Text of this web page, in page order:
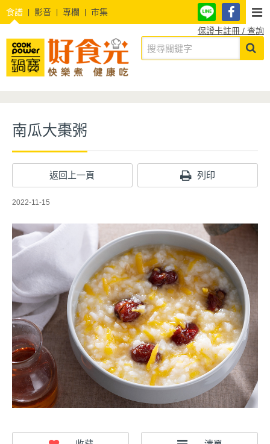
食譜 影音 專欄
市集
保證卡註冊 / 查詢
南瓜大棗粥
返回上一頁 列印
2022-11-15